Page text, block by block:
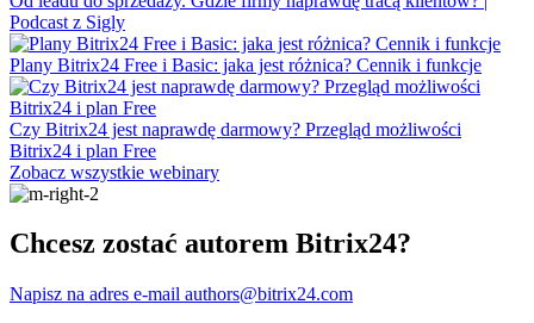
Podcast z Sigly
Plany Bitrix24 Free i Basic: jaka jest różnica? Cennik i funkcje
Czy Bitrix24 jest naprawdę darmowy? Przegląd możliwości
Bitrix24 i plan Free
Zobacz wszystkie webinary
Chcesz zostać autorem Bitrix24?
Napisz na adres e-mail authors@bitrix24.com